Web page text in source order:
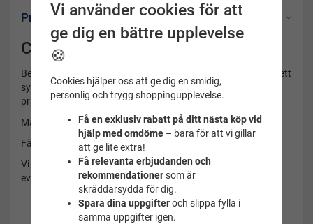
Produktbeskrivning
Cyklop Wahoo blå från mares
Bekvämt cyklop med mjuk silikonkjol och justerbart band. Brett
synfält. Passar medelstort till stort ansikte. Levereras i en
praktisk förvaringsbox.
Märke: MARES
Färg: Blå
Vi rekommenderar att du provar produkten i vatten innan en
eventuell resa.
Vi använder cookies för att
ge dig en bättre upplevelse
🍪
Cookies hjälper oss att ge dig en smidig,
personlig och trygg shoppingupplevelse.
Få en exklusiv rabatt på ditt nästa köp vid
hjälp med omdöme– bara för att vi gillar
att ge lite extra!
Få relevanta erbjudanden och
rekommendationersom är
skräddarsydda för dig.
Spara dina uppgifteroch slippa fylla i
samma uppgifter igen.